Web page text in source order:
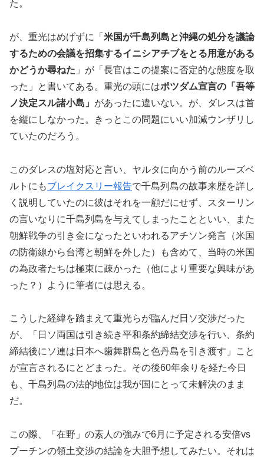
た。
が、重光はめげずに「 米国が千島列島と沖縄の処分を議論
するための会議を招集するイニシアチブをとる用意がある
かどうか尋ねた 」が「長官はこの提案に否定的な態度を取
った」と書いてある。重光の頭にはポツダム宣言の「吾等
ノ決定スル諸小島」 があったに違いない。が、ダレスは首
を縦にしなかった。きっとこの問題にいい加減ウンザリし
ていたのだろう。
このダレスの塩対応と言い、ヤルタに向かう前のルーズベ
ルトにもブレイクスリー報告で千島列島の故事来歴を詳し
く説明していたのに彼はそれを一顧だにせず、スターリン
の言いなりに千島列島を与えてしまったことといい、また
朝鮮戦争の引き金になったといわれるアチソン発言（米国
の防衛線から台湾と朝鮮を外した）も含めて、当時の米国
の為政者たちは極東に疎かった（他により重要な興味があ
った？）ように筆者には思える。
こうした経緯を踏まえて重光らが臨んだ日ソ交渉だった
が、「日ソ両国は引き続き平和条約締結交渉を行い、条約
締結後にソ連は日本へ歯舞群島と色丹島を引き渡す」こと
が宣言されるにとどまった。その後60年余りを経た今日
も、千島列島の法的地位は我が国にとって未解決のまま
だ。
この際、「在野」の素人の強みで6月に予定される安倍vs
プーチンの領土交渉の結論を大胆予想してみたい。それは